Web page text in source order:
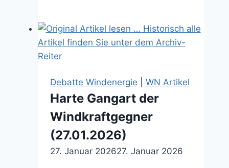
offenen
Brief
Debatte Windenergie
WN Artikel
Harte Gangart der
Windkraftgegner
(27.01.2026)
27. Januar 202627. Januar 2026